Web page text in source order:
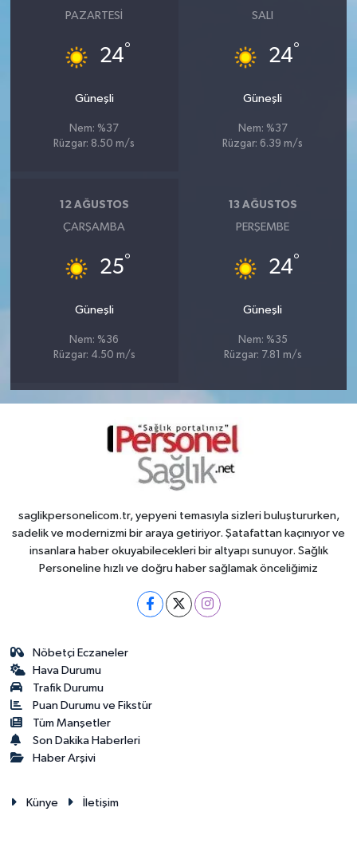
PAZARTESI
24°
Güneşli
Nem: %37
Rüzgar: 8.50 m/s
SALI
24°
Güneşli
Nem: %37
Rüzgar: 6.39 m/s
12 AĞUSTOS
ÇARŞAMBA
25°
Güneşli
Nem: %36
Rüzgar: 4.50 m/s
13 AĞUSTOS
PERŞEMBE
24°
Güneşli
Nem: %35
Rüzgar: 7.81 m/s
saglikpersonelicom.tr, yepyeni temasıyla sizleri buluştururken,
sadelik ve modernizmi bir araya getiriyor. Şatafattan kaçınıyor ve
insanlara haber okuyabilecekleri bir altyapı sunuyor. Sağlık
Personeline hızlı ve doğru haber sağlamak önceliğimiz
Nöbetçi Eczaneler
Hava Durumu
Trafik Durumu
Puan Durumu ve Fikstür
Tüm Manşetler
Son Dakika Haberleri
Haber Arşivi
Künye İletişim